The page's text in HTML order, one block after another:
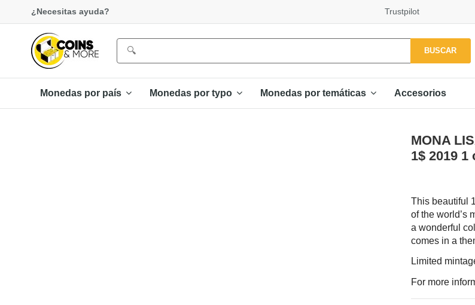
¿Necesitas ayuda? Trustpilot
BUSCAR
Monedas por país Monedas por typo Monedas por temáticas Accesorios
MONA
1$ 2019
This beautiful
of the world’s
a wonderful
comes in a
Limited
For more